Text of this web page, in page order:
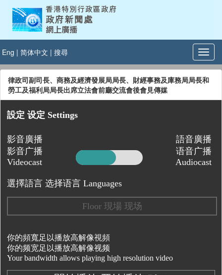
Eng | 简体中文 | 搜尋
律政司副司長、商務及經濟發展局局長、財經事務及庫務局局長和
勞工及福利局局長出席立法會前廳交流會後會見傳媒